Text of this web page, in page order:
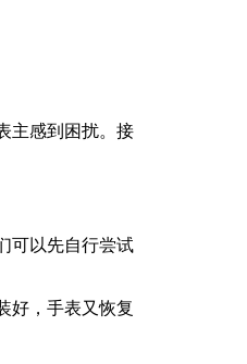
主感到困扰。接
可以先自行尝试
好，手表又恢复